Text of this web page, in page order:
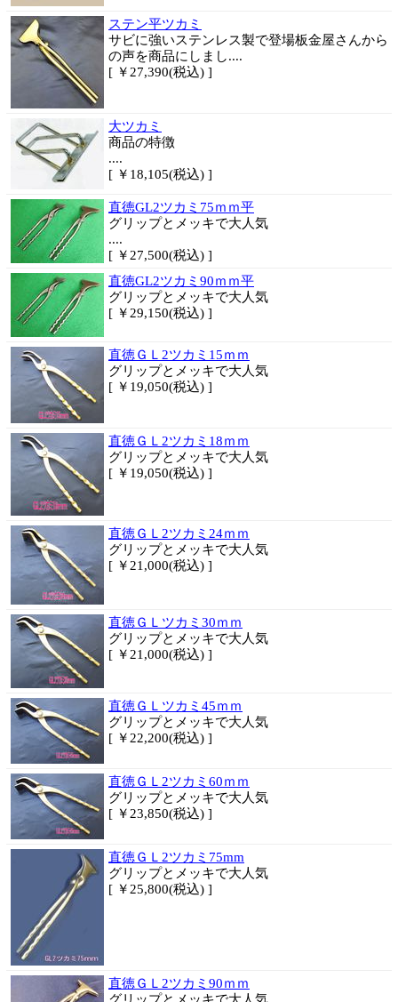
ステン平ツカミ
サビに強いステンレス製で登場板金屋さんから
の声を商品にしまし....
[ ￥27,390(税込) ]
大ツカミ
商品の特徴
....
[ ￥18,105(税込) ]
直徳GL2ツカミ75ｍｍ平
グリップとメッキで大人気
....
[ ￥27,500(税込) ]
直徳GL2ツカミ90ｍｍ平
グリップとメッキで大人気
[ ￥29,150(税込) ]
直徳ＧＬ2ツカミ15ｍｍ
グリップとメッキで大人気
[ ￥19,050(税込) ]
直徳ＧＬ2ツカミ18ｍｍ
グリップとメッキで大人気
[ ￥19,050(税込) ]
直徳ＧＬ2ツカミ24ｍｍ
グリップとメッキで大人気
[ ￥21,000(税込) ]
直徳ＧＬツカミ30ｍｍ
グリップとメッキで大人気
[ ￥21,000(税込) ]
直徳ＧＬツカミ45ｍｍ
グリップとメッキで大人気
[ ￥22,200(税込) ]
直徳ＧＬ2ツカミ60ｍｍ
グリップとメッキで大人気
[ ￥23,850(税込) ]
直徳ＧＬ2ツカミ75mm
グリップとメッキで大人気
[ ￥25,800(税込) ]
直徳ＧＬ2ツカミ90ｍｍ